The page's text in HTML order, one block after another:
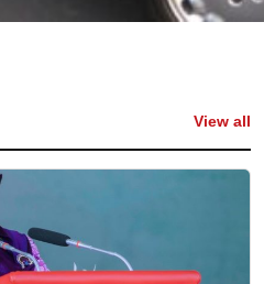
View all